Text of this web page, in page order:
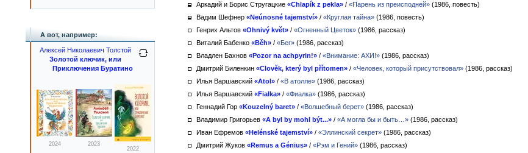
Аркадий и Борис Стругацкие «Chlapík z pekla» / «Парень из преисподней» (1986, повесть)
Вадим Шефнер «Neúnosné tajemství» / «Круглая тайна» (1986, повесть)
Генрих Альтов «Ohnivý květ» / «Огненный Цветок» (1986, рассказ)
Виталий Бабенко «Běh» / «Бег» (1986, рассказ)
Владлен Бахнов «Pozor na achpyrin!» / «Внимание: АХИ!» (1986, рассказ)
Дмитрий Биленкин «Clověk, který byl přítomen» / «Человек, который присутствовал» (1986, рассказ)
Илья Варшавский «Atol» / «В атолле» (1986, рассказ)
Илья Варшавский «Fialka» / «Фиалка» (1986, рассказ)
Геннадий Гор «Kouzelný baret» / «Волшебный берет» (1986, рассказ)
Владимир Григорьев «A byl by mohl být...» / «А могла бы и быть…» (1986, рассказ)
Иван Ефремов «Helénské tajemství» / «Эллинский секрет» (1986, рассказ)
Дмитрий Жуков «Remus a Génius» / «Рэм и Гений» (1986, рассказ)
А вот, например:
Алексей Николаевич Толстой
Золотой ключик, или
Приключения Буратино
2024
2023
2022